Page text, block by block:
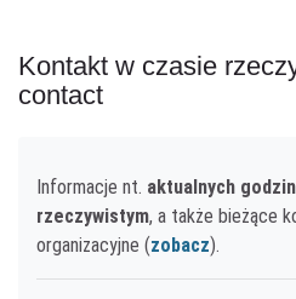
Kontakt w czasie
contact
Informacje nt. aktualnych
rzeczywistym, a także bieżące
organizacyjne (zobacz).